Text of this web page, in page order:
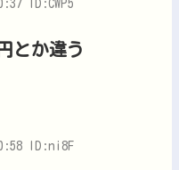
ID:CWP5
とか違う
ID:ni8F